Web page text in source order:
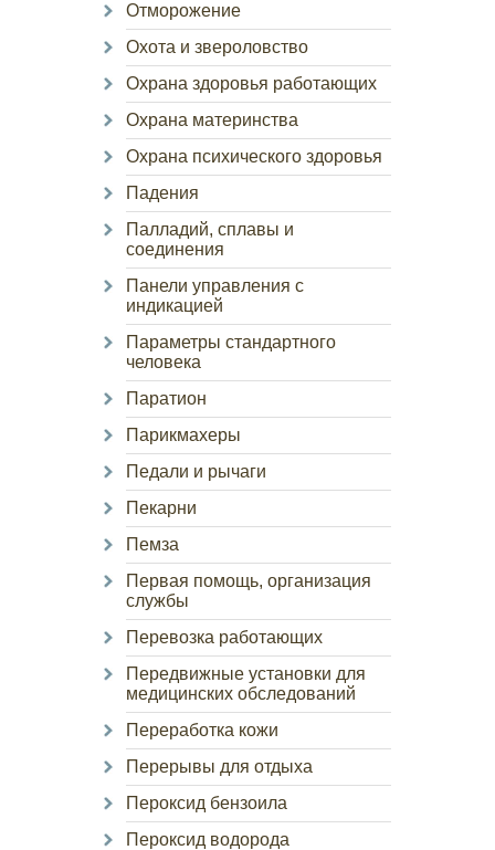
Отморожение
Охота и звероловство
Охрана здоровья работающих
Охрана материнства
Охрана психического здоровья
Падения
Палладий, сплавы и
соединения
Панели управления с
индикацией
Параметры стандартного
человека
Паратион
Парикмахеры
Педали и рычаги
Пекарни
Пемза
Первая помощь, организация
службы
Перевозка работающих
Передвижные установки для
медицинских обследований
Переработка кожи
Перерывы для отдыха
Пероксид бензоила
Пероксид водорода